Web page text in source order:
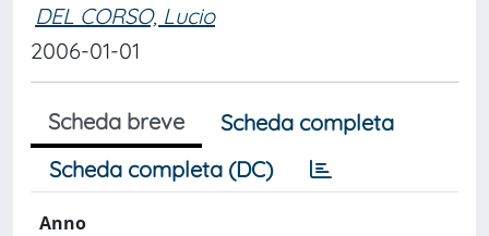
DEL CORSO, Lucio
2006-01-01
Scheda breve
Scheda completa
Scheda completa (DC)
Anno